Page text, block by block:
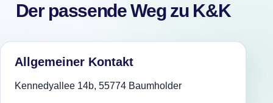
Der passende Weg zu K&K
Allgemeiner Kontakt
Kennedyallee 14b, 55774 Baumholder